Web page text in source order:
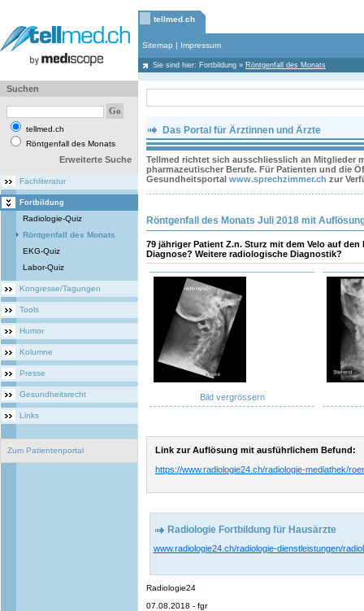
tellmed.ch
Sitemap | Impressum
Sie sind hier: Fortbildung » Röntgenfall des Monats
Suchen
tellmed.ch
Röntgenfall des Monats
Erweiterte Suche
Fachliteratur
Fortbildung
Radiologie-Quiz
Röntgenfall des Monats
EKG-Quiz
Labor-Quiz
Kongresse/Tagungen
Tools
Humor
Kolumne
Presse
Gesundheitsrecht
Links
Zum Patientenportal
Das Portal für Ärztinnen und Ärzte
Tellmed richtet sich ausschliesslich an Mitglieder
pharmazeutischer Berufe. Für Patienten und die
Gesundheitsportal www.sprechzimmer.ch zur
Röntgenfall des Monats Juli 2018 mit
79 jähriger Patient Z.n. Sturz mit dem Velo auf den
Diagnose? Weitere radiologische Diagnostik?
Bild vergrössern
Link zur Auflösung mit ausführlichem Befund:
https://www.radiologie24.ch/radiologie-mediathek/
Radiologie Fortbildung für Hausärzte
www.radiologie24.ch/radiologie-dienstleistungen/
Radiologie24
07.08.2018 - fgr